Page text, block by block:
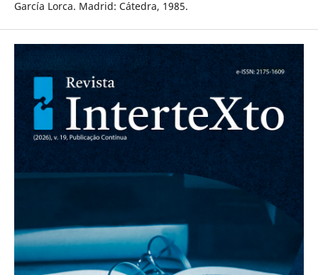
García Lorca. Madrid: Cátedra, 1985.